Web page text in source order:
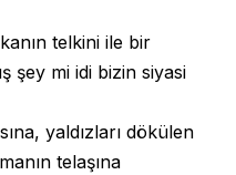
telkini ile bir
şey mi idi bizin siyasi
yaldızları dökülen
telaşına